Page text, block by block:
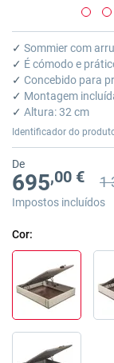
Saltar
para
o
início
da
Galeria
de
✓ Sommier com
✓ É cómodo e
✓ Concebido para
✓ Montagem
✓ Altura: 32 cm
Identificador do
De
695,00 € 1
Impostos incluídos
Cor